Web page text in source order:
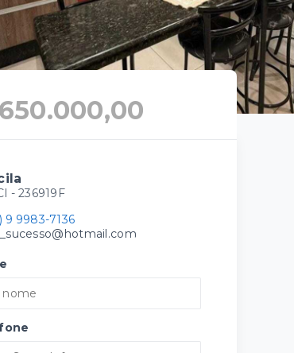
- 236919F
9 9983-7136